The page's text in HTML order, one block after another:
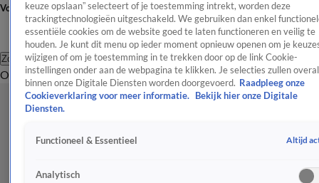
Volg Shownieuws
Zoeken
OverzichtEntertainmentSpraakmakendRealityCrimeVideo's
keuze opslaan” selecteert of je toestemming intrekt, worden deze
trackingtechnologieën uitgeschakeld. We gebruiken dan enkel
essentiële cookies om de website goed te laten functioneren en veilig te
houden. Je kunt dit menu op ieder moment opnieuw openen om je
wijzigen of om je toestemming in te trekken door op de link Cookie-
instellingen onder aan de webpagina te klikken. Je selecties zullen overal
binnen onze Digitale Diensten worden doorgevoerd. Raadpleeg onze
Cookieverklaring voor meer informatie.
Bekijk hier onze Digitale
Diensten.
Functioneel & Essentieel Altijd
Analytisch